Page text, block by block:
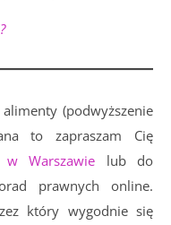
(podwyższenie
to zapraszam Cię
Warszawie lub do
prawnych online.
który wygodnie się